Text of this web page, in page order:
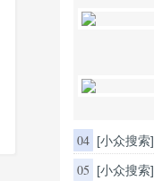
04 [小众搜索]
05 [小众搜索]